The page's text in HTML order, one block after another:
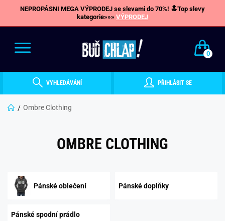
NEPROPÁSNI MEGA VÝPRODEJ se slevami do 70%! 🔝Top slevy
kategorie»»» VÝPRODEJ
0
VYHLEDÁVÁNÍ PŘIHLÁSIT SE
Ombre Clothing
OMBRE CLOTHING
Pánské oblečení Pánské doplňky
Pánské spodní prádlo